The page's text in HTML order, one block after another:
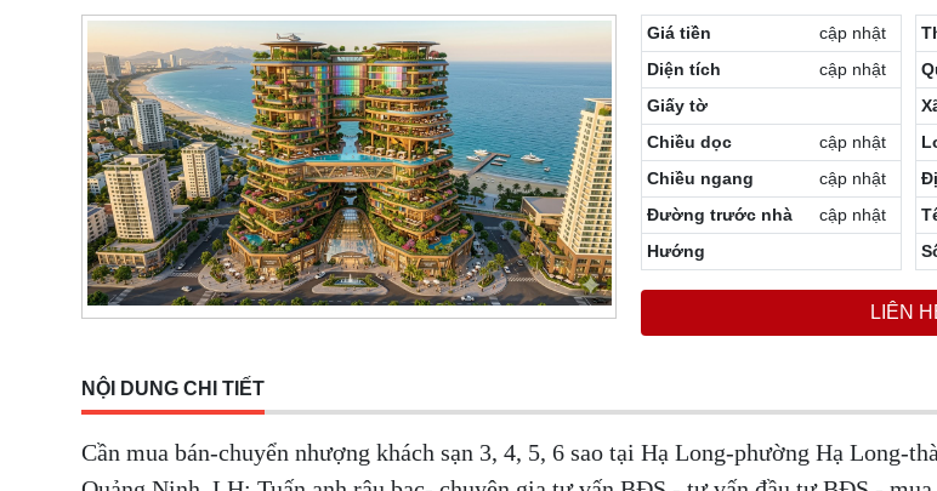
Giá tiền
cập nhật
Diện tích
cập nhật
Giấy tờ
Chiều dọc
cập nhật
Chiều ngang
cập nhật
Đường trước nhà
cập nhật
Hướng
LIÊN
NỘI DUNG CHI TIẾT
Cần mua bán-chuyển nhượng khách sạn 3, 4, 5, 6 sao tại Hạ Long-phường Hạ Long-